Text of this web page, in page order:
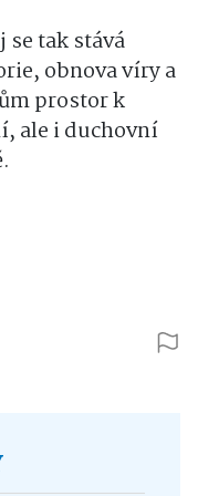
se tak stává
obnova víry a
prostor k
ale i duchovní